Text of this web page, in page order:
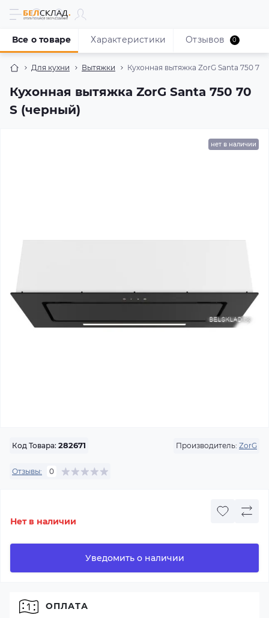
Для кухни Вытяжки Кухонная вытяжка ZorG Santa 750 70
Кухонная вытяжка ZorG Santa 750 70
S (черный)
Все о товаре Характеристики Отзывов 0
нет в наличии
Код Товара: 282671 Производитель: ZorG
Отзывы: 0
Нет в наличии
Уведомить о наличии
ОПЛАТА